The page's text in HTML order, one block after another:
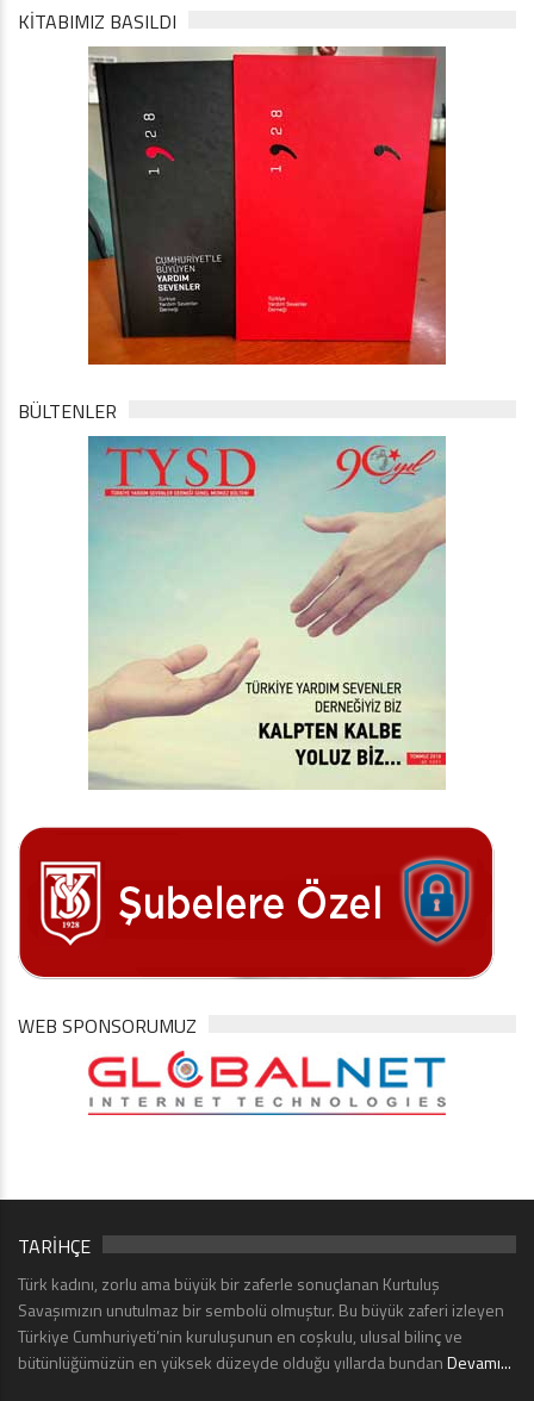
KİTABIMIZ BASILDI
BÜLTENLER
WEB SPONSORUMUZ
TARİHÇE
Türk kadını, zorlu ama büyük bir zaferle sonuçlanan Kurtuluş
Savaşımızın unutulmaz bir sembolü olmuştur. Bu büyük zaferi izleyen
Türkiye Cumhuriyeti’nin kuruluşunun en coşkulu, ulusal bilinç ve
bütünlüğümüzün en yüksek düzeyde olduğu yıllarda bundanDevamı...